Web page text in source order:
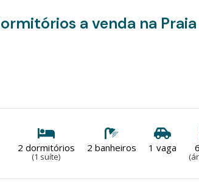
a venda na Praia
2 dormitórios
(1 suíte)
2 banheiros 1 vaga